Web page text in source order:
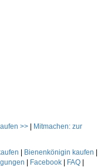
>>
Mitmachen: zur
Bienenkönigin kaufen
Facebook FAQ